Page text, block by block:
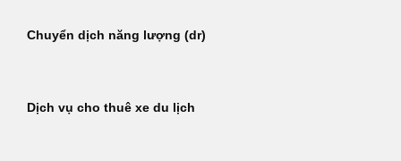
Chuyển dịch năng lượng (dr)
Dịch vụ cho thuê xe du lịch